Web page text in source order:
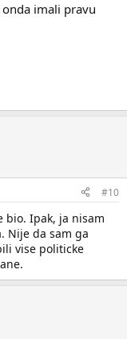
imali pravu
#10
bio. Ipak, ja nisam
Nije da sam ga
vise politicke